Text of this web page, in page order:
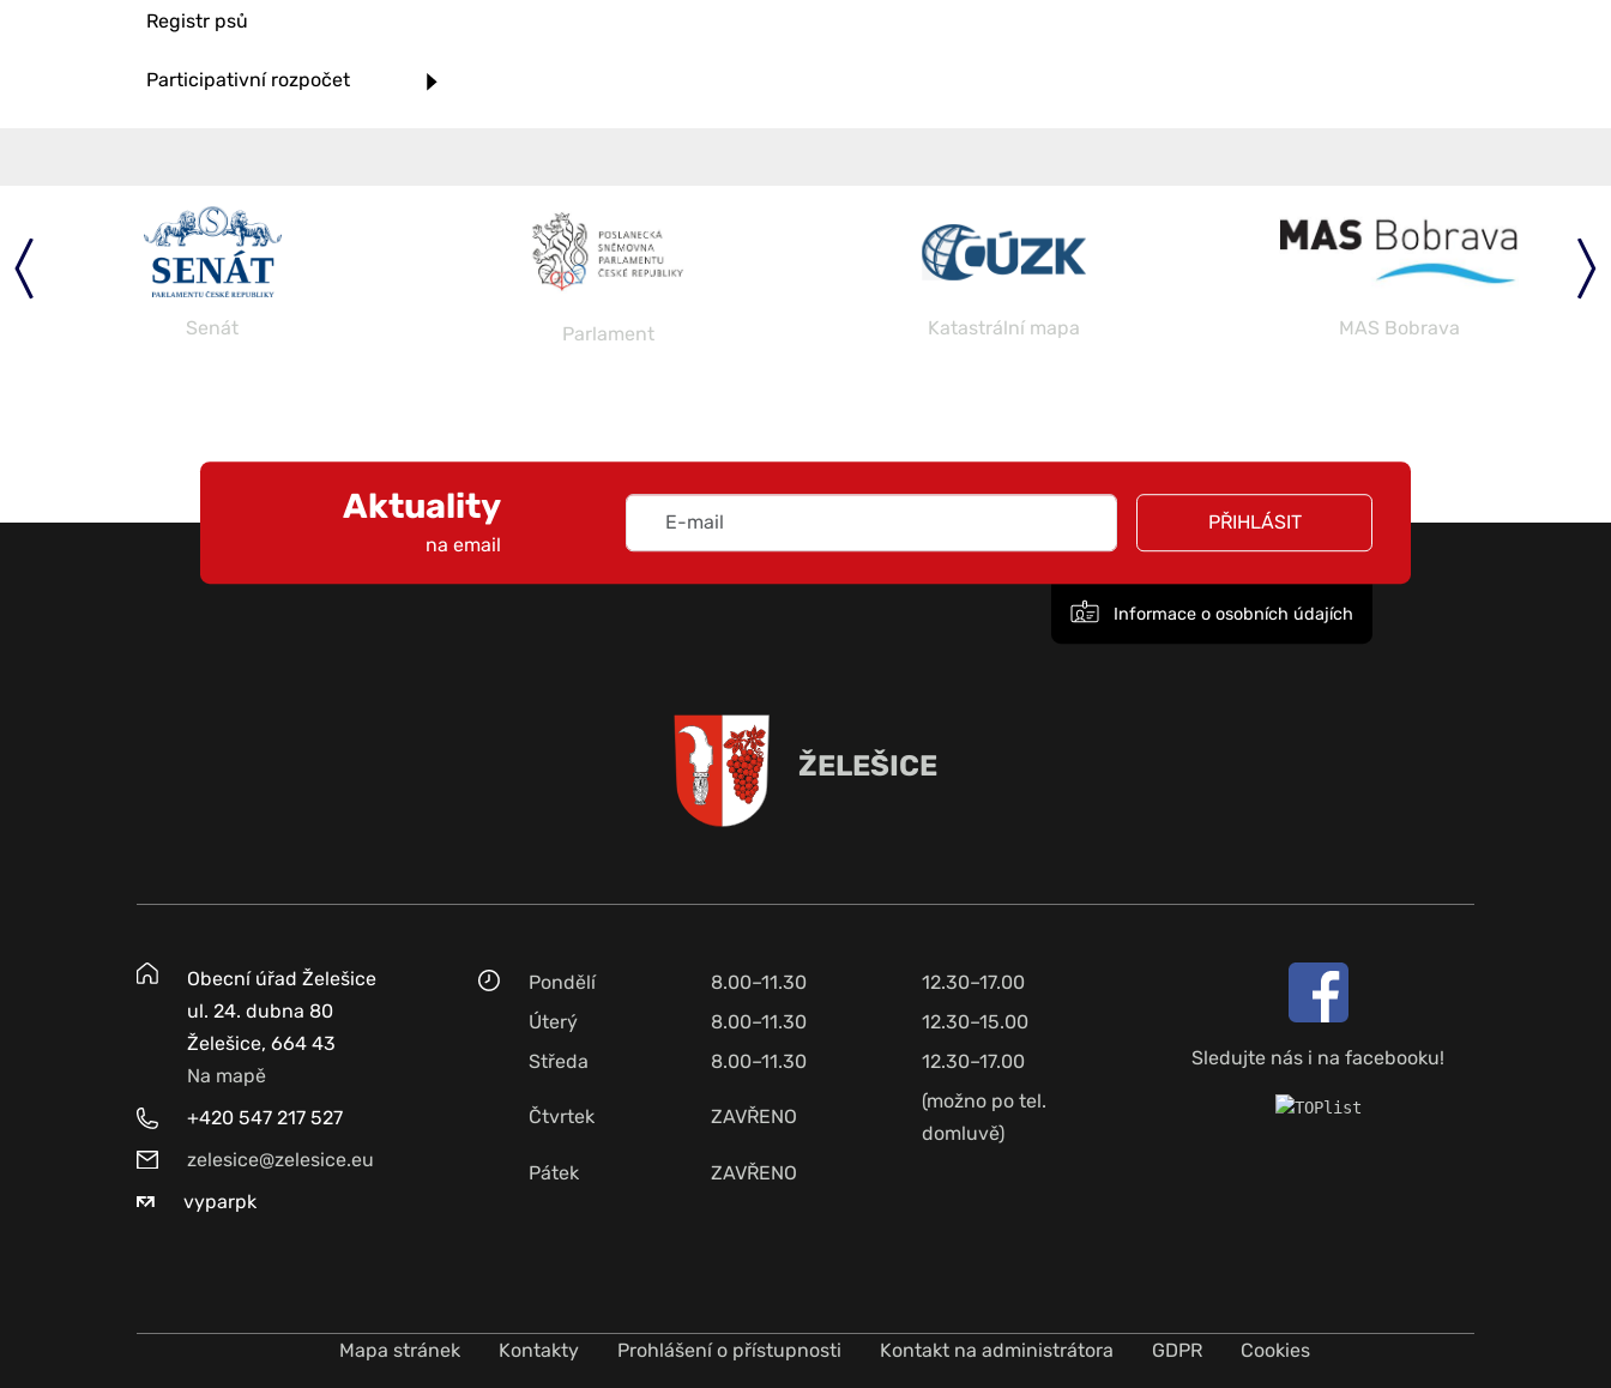
Registr psů
Participativní rozpočet
Senát Parlament Katastrální mapa MAS Bobrava
Aktuality
na email
PŘIHLÁSIT
Informace o osobních údajích
ŽELEŠICE
Obecní úřad Želešice
ul. 24. dubna 80
Želešice, 664 43
Na mapě
+420 547 217 527
zelesice@zelesice.eu
vyparpk
Pondělí 8.00–11.30
12.30–17.00
Úterý
8.00–11.30
12.30–15.00
Středa
8.00–11.30 12.30–17.00
Čtvrtek ZAVŘENO
(možno po tel.
domluvě)
Pátek
ZAVŘENO
Sledujte nás i na facebooku!
Mapa stránek Kontakty Prohlášení o přístupnosti Kontakt na administrátora GDPR Cookies